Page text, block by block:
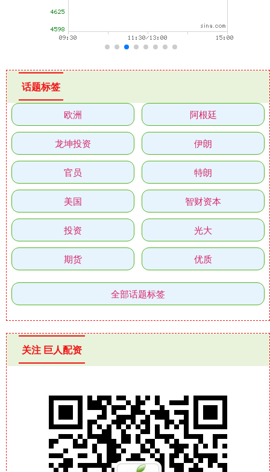
话题标签
欧洲 阿根廷
龙坤投资 伊朗
官员 特朗
美国 智财资本
投资 光大
期货 优质
全部话题标签
关注 巨人配资